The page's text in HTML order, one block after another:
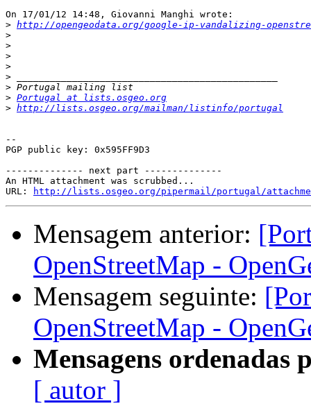
On 17/01/12 14:48, Giovanni Manghi wrote:
> http://opengeodata.org/google-ip-vandalizing-
>
>
>
>
>
>
> Portugal at lists.osgeo.org
> http://lists.osgeo.org/mailman/listinfo/portugal
--
PGP public key: 0x595FF9D3
-------------- next part --------------
An HTML attachment was scrubbed...
URL:
http://lists.osgeo.org/pipermail/portugal/
Mensagem anterior:
OpenStreetMap -
Mensagem seguinte:
OpenStreetMap -
Mensagens ordenadas
[ autor ]